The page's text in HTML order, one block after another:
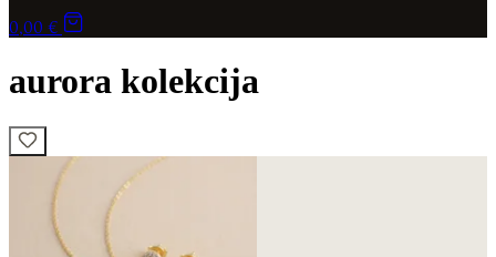
0,00 €
aurora kolekcija